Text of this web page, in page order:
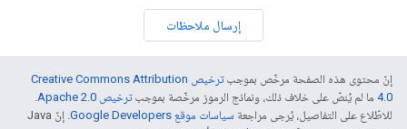
إرسال ملاحظات
إنّ محتوى هذه الصفحة مرخّص بموجب
ترخيص Creative Commons Attribution
4.0‏ ما لم يُنصّ على خلاف ذلك، ونماذج الرموز مرخّصة بموجبترخيص Apache 2.0‏
.
للاطّلاع على التفاصيل، يُرجى مراجعة سياسات موقع Google Developers‏
. إنّ Java